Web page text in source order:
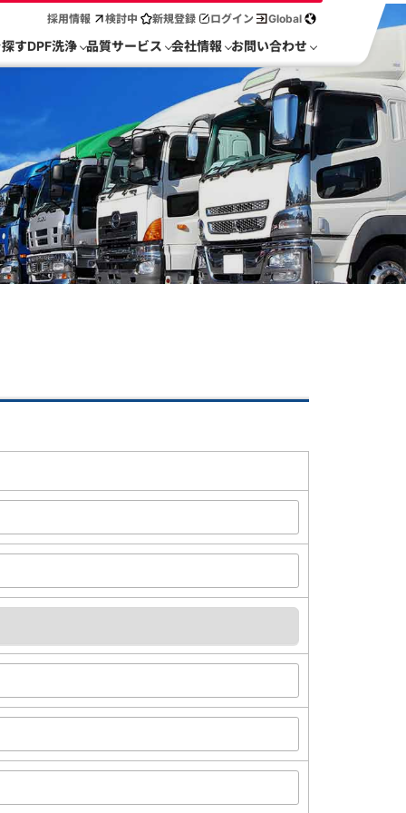
採用情報 検討中 新規登録 ログイン Global
すDPF洗浄 品質サービス 会社情報 お問い合わせ